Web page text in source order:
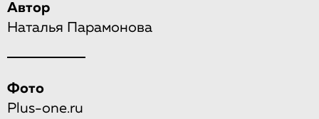
Автор
Наталья Парамонова
Фото
Plus-one.ru